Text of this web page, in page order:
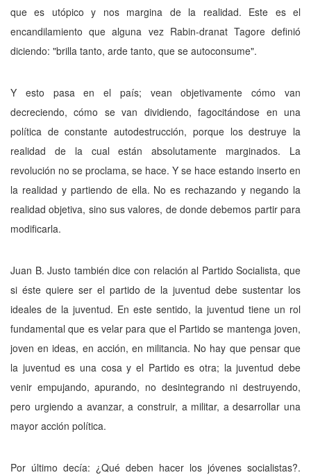
que es utópico y nos margina de la realidad. Este es el
encandilamiento que alguna vez Rabin-dranat Tagore definió
diciendo: "brilla tanto, arde tanto, que se autoconsume".
Y esto pasa en el país; vean objetiva­mente cómo van
decreciendo, cómo se van di­vidiendo, fagocitándose en una
política de constante autodestrucción, porque los destru­ye la
realidad de la cual están absolutamente marginados. La
revolución no se proclama, se hace. Y se hace estando inserto en
la reali­dad y partiendo de ella. No es rechazando y negando la
realidad objetiva, sino sus valores, de donde debemos partir para
modificarla.
Juan B. Justo también dice con relación al Partido Socialista, que
si éste quiere ser el partido de la juventud debe sustentar los
idea­les de la juventud. En este sentido, la juventud tiene un rol
fundamental que es velar para que el Partido se mantenga joven,
joven en ideas, en acción, en militancia. No hay que pensar que
la juventud es una cosa y el Partido es otra; la juventud debe
venir empujando, apu­rando, no desintegrando ni destruyendo,
pero urgiendo a avanzar, a construir, a militar, a desarrollar una
mayor acción política.
Por último decía: ¿Qué deben hacer los jóvenes socialistas?.